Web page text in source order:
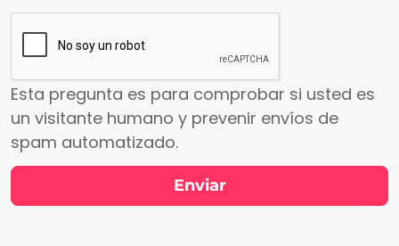
Esta pregunta es para comprobar si usted es
un visitante humano y prevenir envíos de
spam automatizado.